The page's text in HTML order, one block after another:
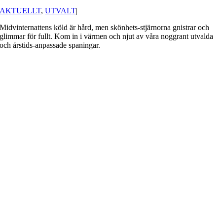
AKTUELLT,UTVALT|
Midvinternattens köld är hård, men skönhets-stjärnorna gnistrar och
glimmar för fullt. Kom in i värmen och njut av våra noggrant utvalda
och årstids-anpassade spaningar.